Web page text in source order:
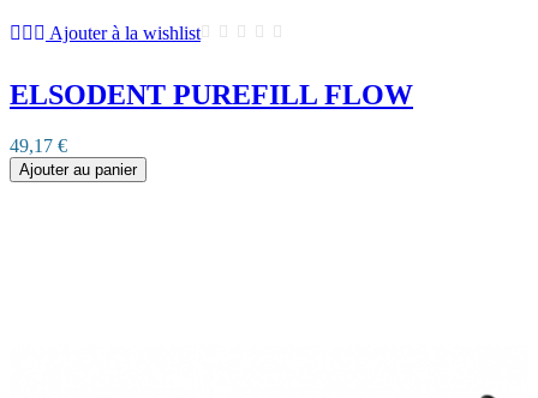
Ajouter à la wishlist
ELSODENT PUREFILL FLOW
49,17 €
Ajouter au panier